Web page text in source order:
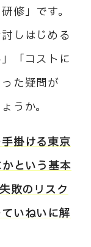
修」です。
しはじめる
「コストに
た疑問が
うか。
掛ける東京
という基本
敗のリスク
いねいに解